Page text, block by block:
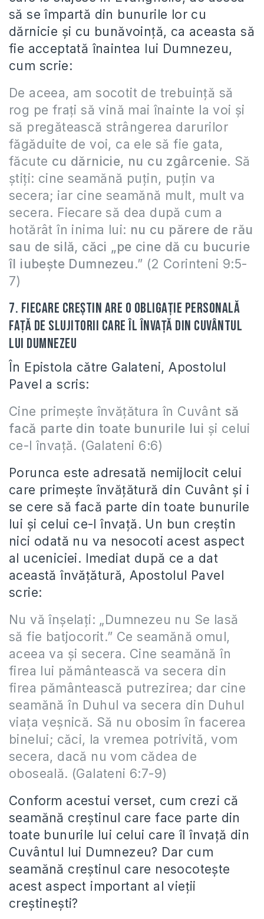
să se împartă din bunurile lor cu
dărnicie şi cu bunăvoinţă, ca aceasta să
fie acceptată înaintea lui Dumnezeu,
cum scrie:
De aceea, am socotit de trebuinţă să
rog pe fraţi să vină mai înainte la voi şi
să pregătească strângerea darurilor
făgăduite de voi, ca ele să fie gata,
făcute cu dărnicie, nu cu zgârcenie. Să
ştiţi: cine seamănă puţin, puţin va
secera; iar cine seamănă mult, mult va
secera. Fiecare să dea după cum a
hotărât în inima lui: nu cu părere de rău
sau de silă, căci „pe cine dă cu bucurie
îl iubeşte Dumnezeu.” (2 Corinteni 9:5-
7)
7. Fiecare creştin are o obligaţie personală
faţă de slujitorii care îl învaţă din Cuvântul
lui Dumnezeu
În Epistola către Galateni, Apostolul
Pavel a scris:
Cine primeşte învăţătura în Cuvânt să
facă parte din toate bunurile lui şi celui
ce-l învaţă. (Galateni 6:6)
Porunca este adresată nemijlocit celui
care primeşte învăţătură din Cuvânt şi i
se cere să facă parte din toate bunurile
lui şi celui ce-l învaţă. Un bun creştin
nici odată nu va nesocoti acest aspect
al uceniciei. Imediat după ce a dat
această învăţătură, Apostolul Pavel
scrie:
Nu vă înşelaţi: „Dumnezeu nu Se lasă
să fie batjocorit.” Ce seamănă omul,
aceea va şi secera. Cine seamănă în
firea lui pământească va secera din
firea pământească putrezirea; dar cine
seamănă în Duhul va secera din Duhul
viaţa veşnică. Să nu obosim în facerea
binelui; căci, la vremea potrivită, vom
secera, dacă nu vom cădea de
oboseală. (Galateni 6:7-9)
Conform acestui verset, cum crezi că
seamănă creştinul care face parte din
toate bunurile lui celui care îl învaţă din
Cuvântul lui Dumnezeu? Dar cum
seamănă creştinul care nesocoteşte
acest aspect important al vieţii
creştineşti?